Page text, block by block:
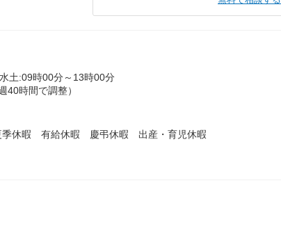
土:09時00分～13時00分
40時間で調整）
休暇 有給休暇 慶弔休暇 出産・育児休暇